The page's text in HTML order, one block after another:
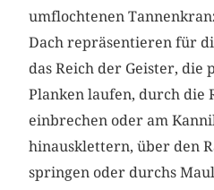
umflochtenen
Dach repräsentieren für
das Reich der Geister, die
Planken laufen, durch die
einbrechen oder am
hinausklettern, über den
springen oder durchs